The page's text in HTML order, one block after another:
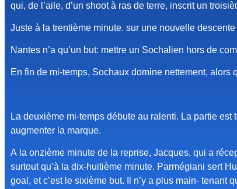
qui, de l’aile, d’un shoot à ras de terre, inscrit un
Juste à la trentième minute. sur une nouvelle
Nantes n’a qu’un but: mettre un Sochalien hors de
En fin de mi-temps, Sochaux domine nettement,
La deuxième mi-temps débute au ralenti. La partie
augmenter la marque.
A la onzième minute de la reprise, Jacques, qui a
surtout qu’à la dix-huitième minute. Parmégiani sert
goal, et c’est le sixième but. Il n’y a plus main-